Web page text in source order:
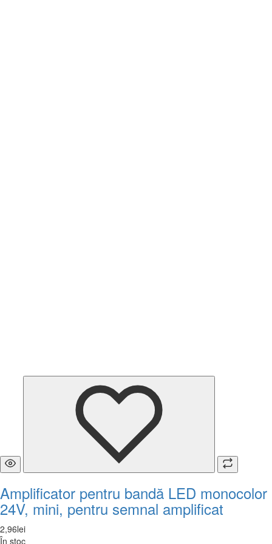
Amplificator pentru bandă LED monocolor
24V, mini, pentru semnal amplificat
2,96lei
În stoc